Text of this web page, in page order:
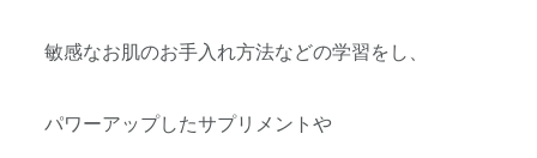
敏感なお肌のお手入れ方法などの学習をし、
パワーアップしたサプリメントや